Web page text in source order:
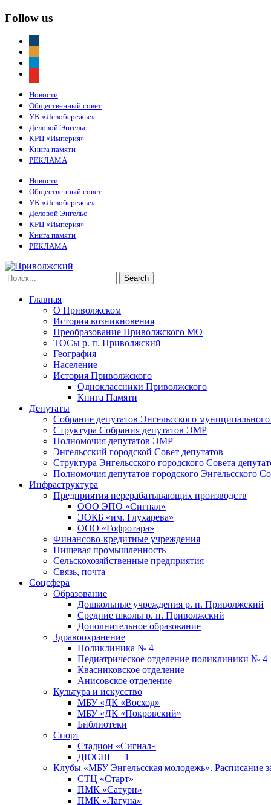
Follow us
Новости
Общественный совет
УК «Левобережье»
Деловой Энгельс
КРЦ «Империя»
Книга памяти
РЕКЛАМА
Новости
Общественный совет
УК «Левобережье»
Деловой Энгельс
КРЦ «Империя»
Книга памяти
РЕКЛАМА
Главная
О Приволжском
История возникновения
Преобразование Приволжского МО
ТОСы р. п. Приволжский
География
Население
История Приволжского
Одноклассники Приволжского
Книга Памяти
Депутаты
Собрание депутатов Энгельсского
Структура Собрания депутатов ЭМР
Полномочия депутатов ЭМР
Энгельсский городской Совет депутатов
Структура Энгельсского городского Совета
Полномочия депутатов городского Энгельсского
Инфраструктура
Предприятия перерабатывающих производств
ООО ЭПО «Сигнал»
ЭОКБ «им. Глухарева»
ООО «Гофротара»
Финансово-кредитные учреждения
Пищевая промышленность
Сельскохозяйственные предприятия
Связь, почта
Соцсфера
Образование
Дошкольные учреждения р. п. Приволжский
Средние школы р. п. Приволжский
Дополнительное образование
Здравоохранение
Поликлиника № 4
Педиатрическое отделение поликлиники № 4
Квасниковское отделение
Анисовское отделение
Культура и искусство
МБУ «ДК «Восход»
МБУ «ДК «Покровский»
Библиотеки
Спорт
Стадион «Сигнал»
ДЮСШ — 1
Клубы «МБУ Энгельсская молодежь». Расписание
СТЦ «Старт»
ПМК «Сатурн»
ПМК «Лагуна»